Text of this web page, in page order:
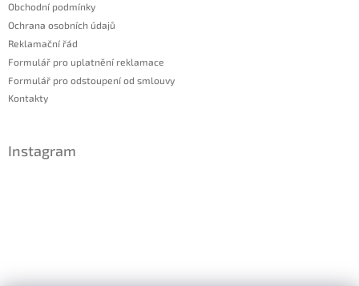
Obchodní podmínky
Ochrana osobních údajů
Reklamační řád
Formulář pro uplatnění reklamace
Formulář pro odstoupení od smlouvy
Kontakty
Instagram